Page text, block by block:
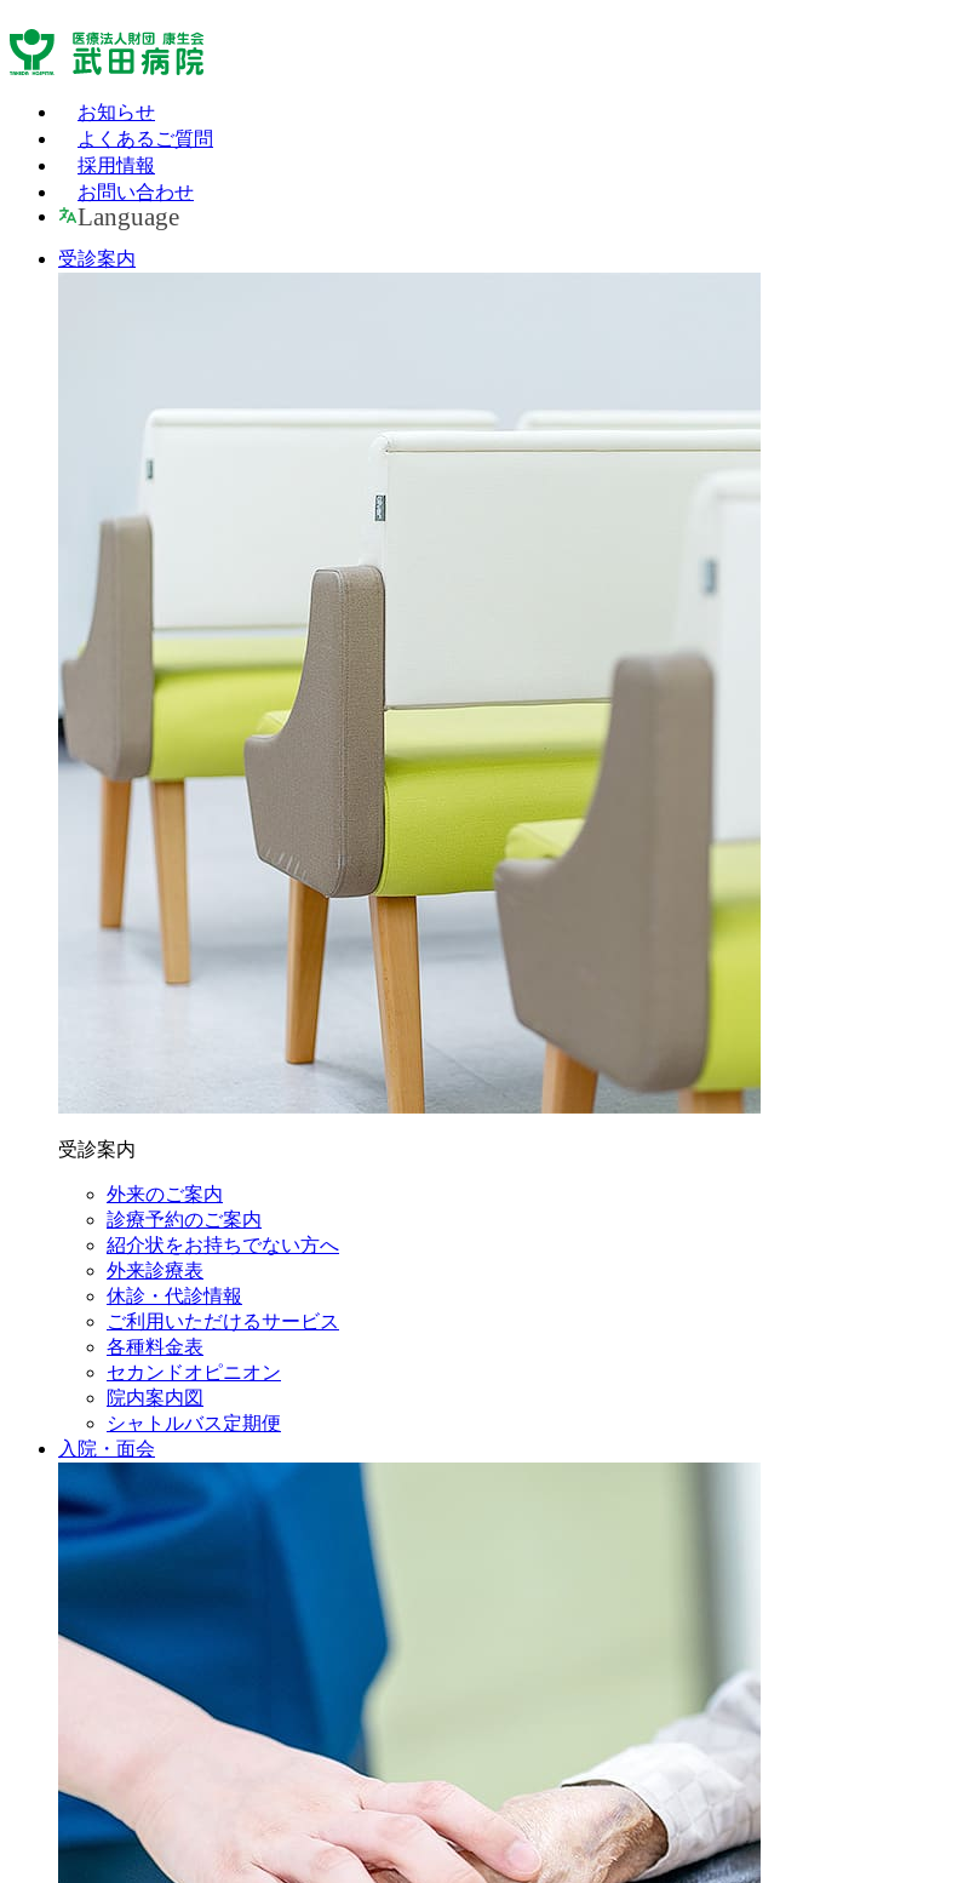
お知らせ
よくあるご質問
採用情報
お問い合わせ
Language
受診案内
受診案内
外来のご案内
診療予約のご案内
紹介状をお持ちでない方へ
外来診療表
休診・代診情報
ご利用いただけるサービス
各種料金表
セカンドオピニオン
院内案内図
シャトルバス定期便
入院・面会